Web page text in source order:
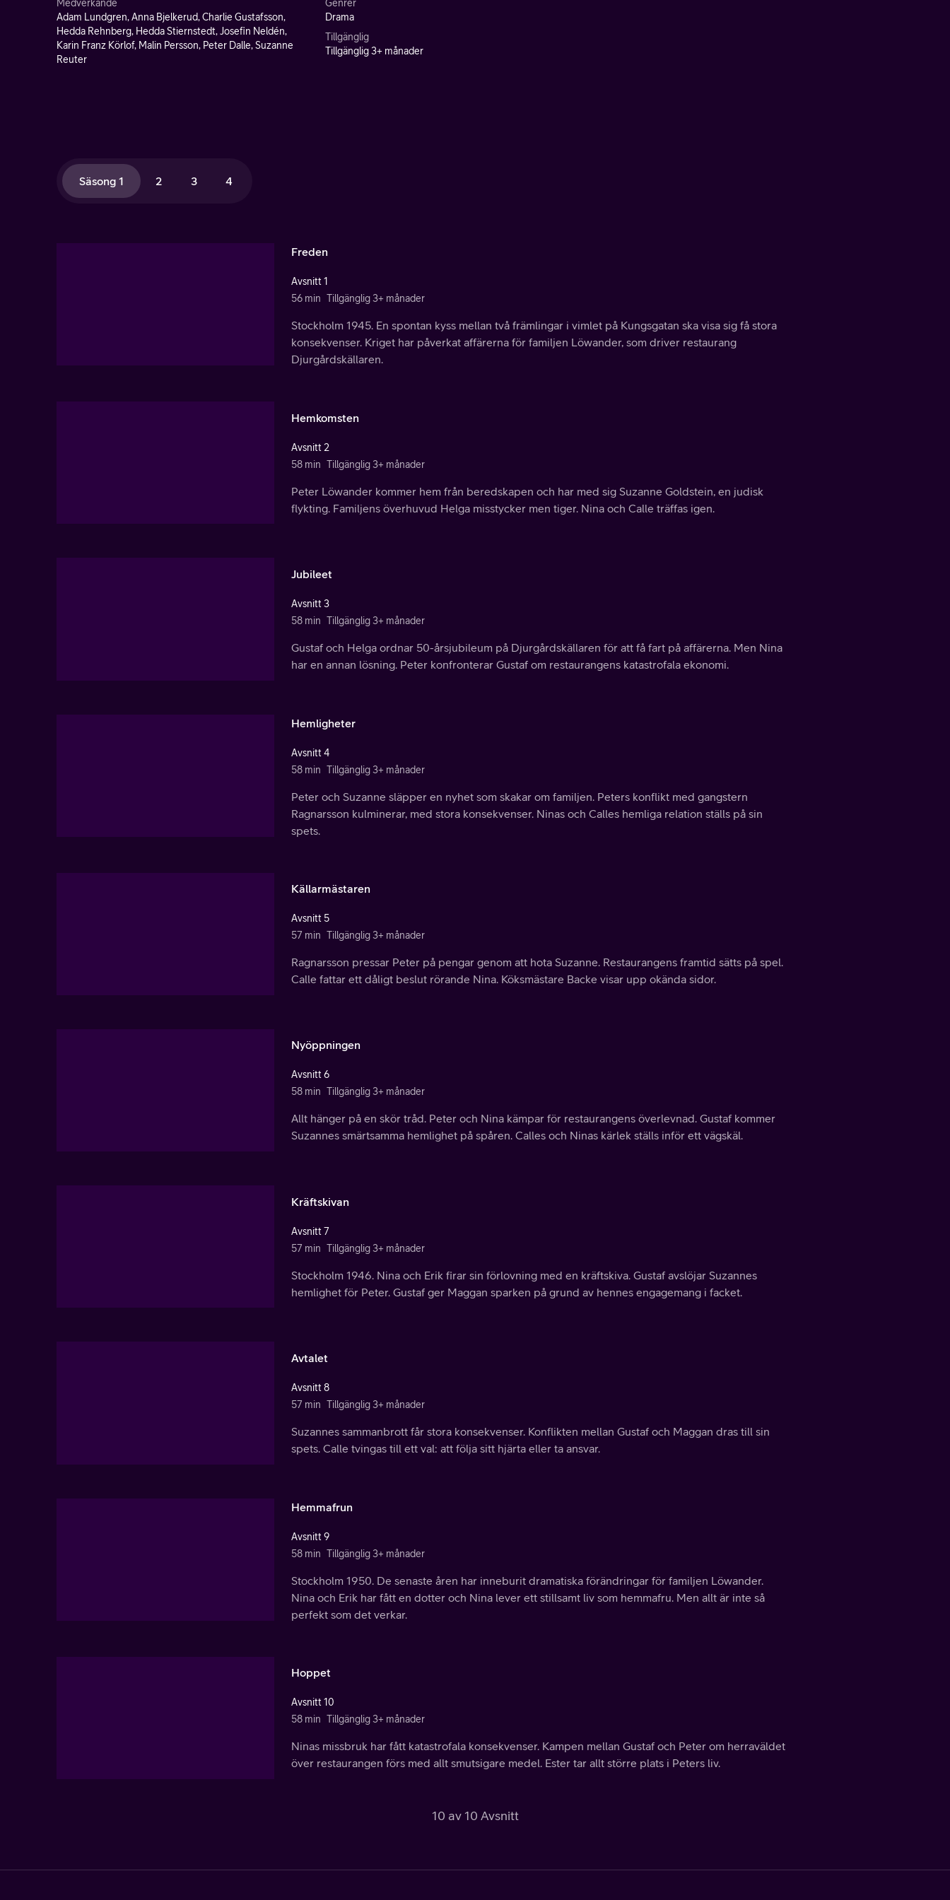
Medverkande
Adam Lundgren, Anna Bjelkerud, Charlie Gustafsson,
Hedda Rehnberg, Hedda Stiernstedt, Josefin Neldén,
Karin Franz Körlof, Malin Persson, Peter Dalle, Suzanne
Reuter
Genrer
Drama
Tillgänglig
Tillgänglig 3+ månader
Säsong 1 2 3 4
Freden
Avsnitt 1
56 min Tillgänglig 3+ månader
Stockholm 1945. En spontan kyss mellan två främlingar i vimlet på Kungsgatan ska visa sig få stora
konsekvenser. Kriget har påverkat affärerna för familjen Löwander, som driver restaurang
Djurgårdskällaren.
Hemkomsten
Avsnitt 2
58 min Tillgänglig 3+ månader
Peter Löwander kommer hem från beredskapen och har med sig Suzanne Goldstein, en judisk
flykting. Familjens överhuvud Helga misstycker men tiger. Nina och Calle träffas igen.
Jubileet
Avsnitt 3
58 min Tillgänglig 3+ månader
Gustaf och Helga ordnar 50-årsjubileum på Djurgårdskällaren för att få fart på affärerna. Men Nina
har en annan lösning. Peter konfronterar Gustaf om restaurangens katastrofala ekonomi.
Hemligheter
Avsnitt 4
58 min Tillgänglig 3+ månader
Peter och Suzanne släpper en nyhet som skakar om familjen. Peters konflikt med gangstern
Ragnarsson kulminerar, med stora konsekvenser. Ninas och Calles hemliga relation ställs på sin
spets.
Källarmästaren
Avsnitt 5
57 min Tillgänglig 3+ månader
Ragnarsson pressar Peter på pengar genom att hota Suzanne. Restaurangens framtid sätts på spel.
Calle fattar ett dåligt beslut rörande Nina. Köksmästare Backe visar upp okända sidor.
Nyöppningen
Avsnitt 6
58 min Tillgänglig 3+ månader
Allt hänger på en skör tråd. Peter och Nina kämpar för restaurangens överlevnad. Gustaf kommer
Suzannes smärtsamma hemlighet på spåren. Calles och Ninas kärlek ställs inför ett vägskäl.
Kräftskivan
Avsnitt 7
57 min Tillgänglig 3+ månader
Stockholm 1946. Nina och Erik firar sin förlovning med en kräftskiva. Gustaf avslöjar Suzannes
hemlighet för Peter. Gustaf ger Maggan sparken på grund av hennes engagemang i facket.
Avtalet
Avsnitt 8
57 min Tillgänglig 3+ månader
Suzannes sammanbrott får stora konsekvenser. Konflikten mellan Gustaf och Maggan dras till sin
spets. Calle tvingas till ett val: att följa sitt hjärta eller ta ansvar.
Hemmafrun
Avsnitt 9
58 min Tillgänglig 3+ månader
Stockholm 1950. De senaste åren har inneburit dramatiska förändringar för familjen Löwander.
Nina och Erik har fått en dotter och Nina lever ett stillsamt liv som hemmafru. Men allt är inte så
perfekt som det verkar.
Hoppet
Avsnitt 10
58 min Tillgänglig 3+ månader
Ninas missbruk har fått katastrofala konsekvenser. Kampen mellan Gustaf och Peter om herraväldet
över restaurangen förs med allt smutsigare medel. Ester tar allt större plats i Peters liv.
10 av 10 Avsnitt